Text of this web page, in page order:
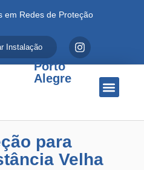
em Redes de Proteção
Instalação
Porto
Alegre
para
Velha